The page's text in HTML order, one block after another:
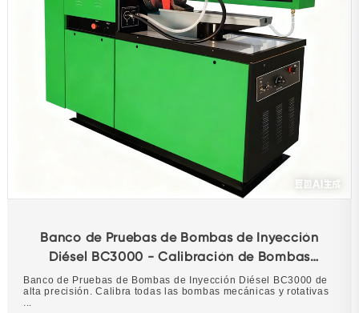
Banco de Pruebas de Bombas de Inyección
Diésel BC3000 - Calibración de Bombas
Mecánicas de 12 Cilindros
Banco de Pruebas de Bombas de Inyección Diésel BC3000 de
alta precisión. Calibra todas las bombas mecánicas y rotativas
...